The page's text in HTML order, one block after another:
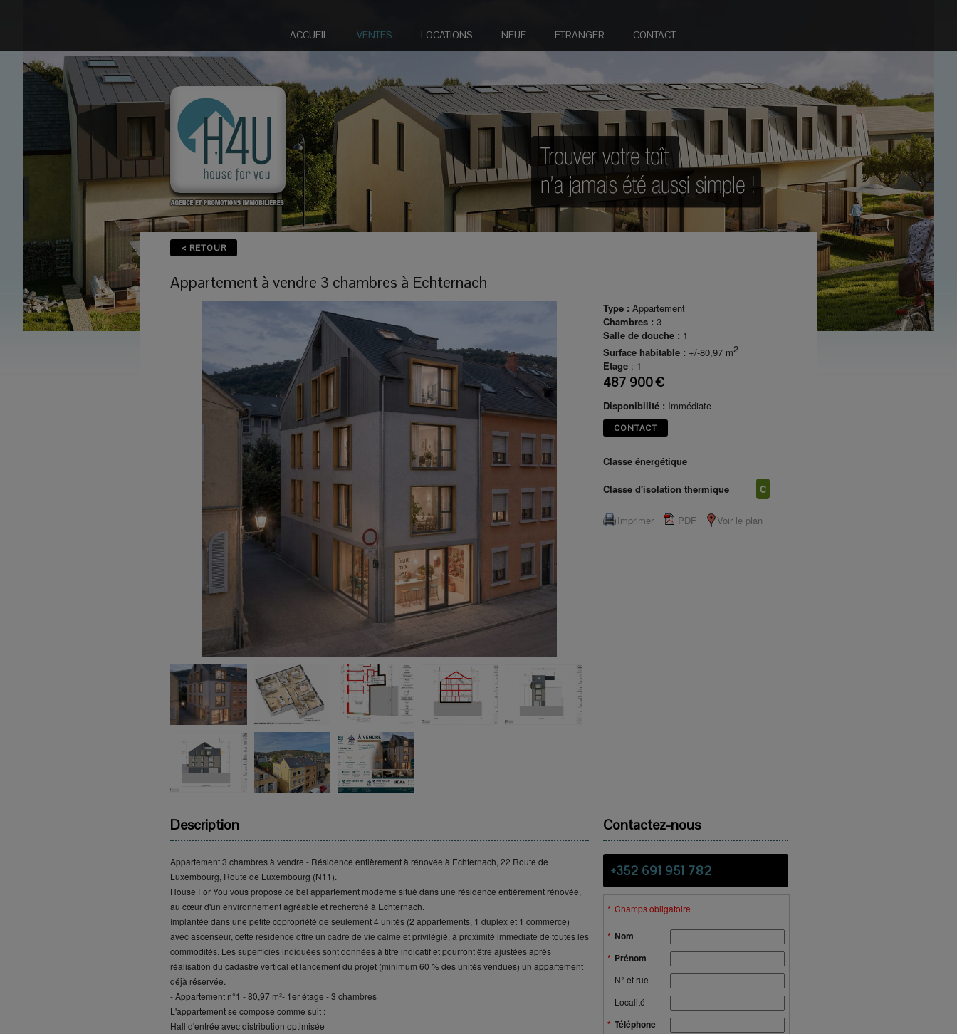
ACCUEIL VENTES LOCATIONS NEUF ETRANGER CONTACT
< RETOUR
Appartement à vendre 3 chambres à Echternach
Type : Appartement
Chambres : 3
Salle de douche : 1
Surface habitable : +/-80,97 m2
Etage : 1
487 900 €
Disponibilité : Immédiate
CONTACT
Classe énergétique
Classe d'isolation thermique C
Imprimer PDF Voir le plan
Description
Appartement 3 chambres à vendre - Résidence entièrement à rénovée à Echternach, 22 Route de
Luxembourg, Route de Luxembourg (N11).
House For You vous propose ce bel appartement moderne situé dans une résidence entièrement rénovée,
au cœur d'un environnement agréable et recherché à Echternach.
Implantée dans une petite copropriété de seulement 4 unités (2 appartements, 1 duplex et 1 commerce)
avec ascenseur, cette résidence offre un cadre de vie calme et privilégié, à proximité immédiate de toutes les
commodités. Les superficies indiquées sont données à titre indicatif et pourront être ajustées après
réalisation du cadastre vertical et lancement du projet (minimum 60 % des unités vendues) un appartement
déjà réservée.
- Appartement n°1 - 80,97 m²- 1er étage - 3 chambres
L'appartement se compose comme suit :
Hall d'entrée avec distribution optimisée
Contactez-nous
+352 691 951 782
Champs obligatoire
Nom
Prénom
N° et rue
Localité
Téléphone